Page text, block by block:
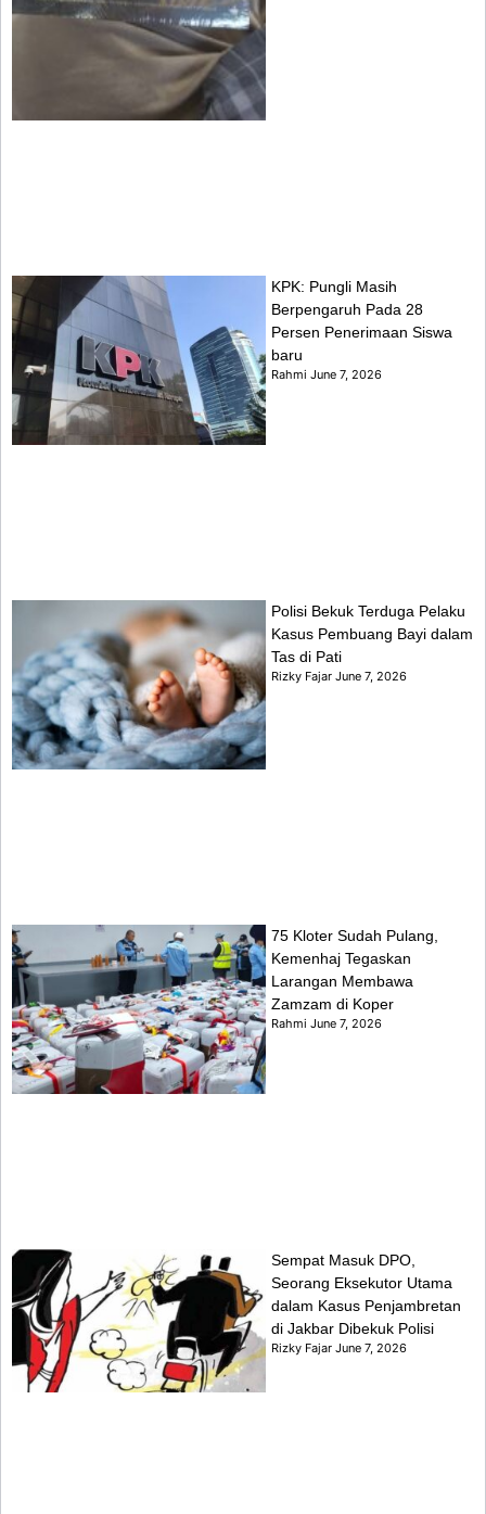
KPK: Pungli Masih
Berpengaruh Pada 28
Persen Penerimaan Siswa
baru
RahmiJune 7, 2026
Polisi Bekuk Terduga Pelaku
Kasus Pembuang Bayi dalam
Tas di Pati
Rizky FajarJune 7, 2026
75 Kloter Sudah Pulang,
Kemenhaj Tegaskan
Larangan Membawa
Zamzam di Koper
RahmiJune 7, 2026
Sempat Masuk DPO,
Seorang Eksekutor Utama
dalam Kasus Penjambretan
di Jakbar Dibekuk Polisi
Rizky FajarJune 7, 2026